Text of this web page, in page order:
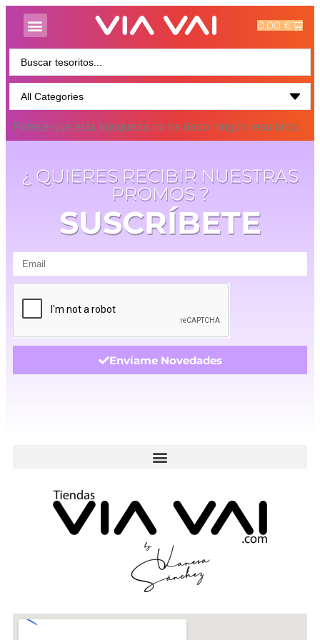
0,00€
Parece que esta búsqueda no ha dado ningún resultado..
¿ QUIERES RECIBIR NUESTRAS
PROMOS ?
SUSCRÍBETE
Envíame Novedades